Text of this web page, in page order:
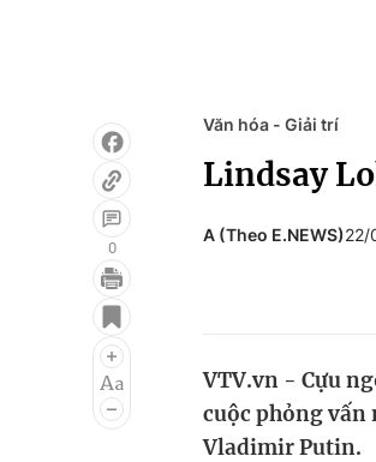
Điện ảnh
Âm nhạc
0
Văn hóa - Giải trí
Lindsay
A (Theo E.NEWS)22/
VTV.vn - Cựu
cuộc phỏng vấn
Vladimir Putin.